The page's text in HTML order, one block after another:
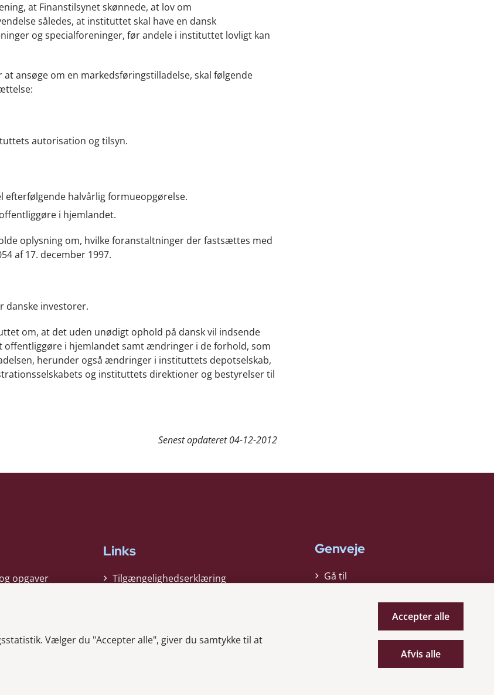
at Finanstilsynet skønnede, at lov om
således, at instituttet skal have en dansk
og specialforeninger, før andele i instituttet lovligt kan
ansøge om en markedsføringstilladelse, skal følgende
autorisation og tilsyn.
efterfølgende halvårlig formueopgørelse.
i hjemlandet.
oplysning om, hvilke foranstaltninger der fastsættes med
af 17. december 1997.
danske investorer.
om, at det uden unødigt ophold på dansk vil indsende
i hjemlandet samt ændringer i de forhold, som
herunder også ændringer i instituttets depotselskab,
og instituttets direktioner og bestyrelser til
Senest opdateret04-12-2012
opgaver
Links
Tilgængelighedserklæring
Whistleblower
Genveje
Gå til
Vælger du "Accepter alle", giver du samtykke til at
Accepter alle
Afvis alle